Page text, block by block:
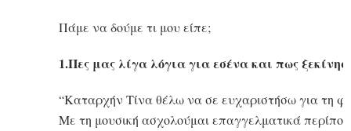
Πάμε να δούμε τι μου είπε;
1.Πες μας λίγα λόγια για εσένα και πως
“Καταρχήν Τίνα θέλω να σε ευχαριστήσω για τη
Με τη μουσική ασχολούμαι επαγγελματικά